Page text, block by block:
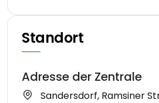
Standort
Adresse der Zentrale
Sandersdorf, Ramsiner